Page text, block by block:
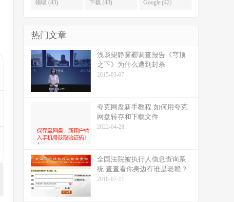
领取 (43) 下载 (43) Google (42)
热门文章
浅谈柴静雾霾调查报告《穹顶
之下》为什么遭到封杀
2015-03-07
夸克网盘新手教程 如何用夸克
网盘转存和下载文件
2022-04-28
全国法院被执行人信息查询系
统 查查看你身边有谁是老赖？
2018-07-11